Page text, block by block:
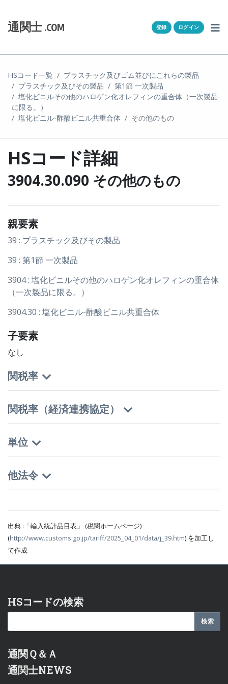
通関士 .COM 登録 ログイン
HSコード一覧
プラスチック及びゴム並びにこれらの製品
プラスチック及びその製品
第1節 一次製品
塩化ビニルその他のハロゲン化オレフィンの重合体（一次製品
に限る。）
塩化ビニル-酢酸ビニル共重合体
その他のもの
HSコード詳細
3904.30.090 その他のもの
親要素
39 : プラスチック及びその製品
39 : 第1節 一次製品
3904 : 塩化ビニルその他のハロゲン化オレフィンの重合体
（一次製品に限る。）
3904.30 : 塩化ビニル-酢酸ビニル共重合体
子要素
なし
関税率
関税率（経済連携協定）
単位
他法令
出典 :「輸入統計品目表」 (税関ホームページ)
(http://www.customs.go.jp/tariff/2025_04_01/data/j_39.htm) を加工し
て作成
HSコードの検索
通関Ｑ＆Ａ
通関士NEWS
通関Ｑ＆Ａ
通関士NEWS
ユーザー登録